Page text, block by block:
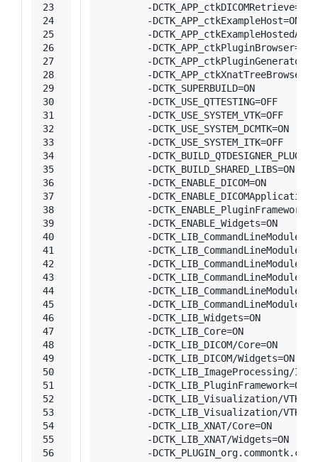
23
24
25
26
27
28
29
30
31
32
33
34
35
36
37
38
39
40
41
42
43
44
45
46
47
48
49
50
51
52
53
54
55
56
        -DCTK_APP_ctkDICOMRetrieve=
        -DCTK_APP_ctkExampleHost=
ON
        -DCTK_APP_ctkExampleHostedApp=
        -DCTK_APP_ctkPluginBrowser=
        -DCTK_APP_ctkPluginGenerator=
        -DCTK_APP_ctkXnatTreeBrowser=
        -DCTK_SUPERBUILD=
ON
        -DCTK_USE_QTTESTING=
OFF
        -DCTK_USE_SYSTEM_VTK=
OFF
        -DCTK_USE_SYSTEM_DCMTK=
ON
        -DCTK_USE_SYSTEM_ITK=
OFF
-
        -DCTK_BUILD_SHARED_LIBS=
ON
        -DCTK_ENABLE_DICOM=
ON
-
        -DCTK_ENABLE_PluginFramework=
        -DCTK_ENABLE_Widgets=
ON
-DCTK_LIB_CommandLineModules/
-DCTK_LIB_CommandLineModules/
-DCTK_LIB_CommandLineModules/
-DCTK_LIB_CommandLineModules/
-DCTK_LIB_CommandLineModules/
-DCTK_LIB_CommandLineModules/
        -DCTK_LIB_Widgets=
ON
        -DCTK_LIB_Core=
ON
        -DCTK_LIB_DICOM/Core=
ON
        -DCTK_LIB_DICOM/Widgets=
ON
-DCTK_LIB_ImageProcessing/
        -DCTK_LIB_PluginFramework=
ON
-DCTK_LIB_Visualization/VTK/
-DCTK_LIB_Visualization/VTK/
        -DCTK_LIB_XNAT/Core=
ON
        -DCTK_LIB_XNAT/Widgets=
ON
-